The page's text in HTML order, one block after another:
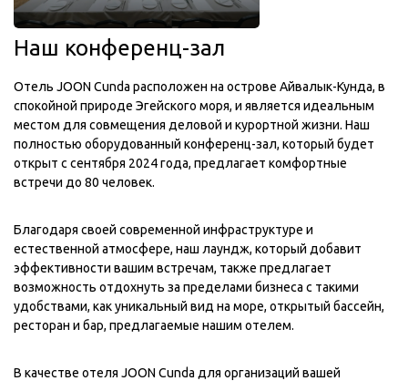
Наш конференц-зал
Отель JOON Cunda расположен на острове Айвалык-Кунда, в
спокойной природе Эгейского моря, и является идеальным
местом для совмещения деловой и курортной жизни. Наш
полностью оборудованный конференц-зал, который будет
открыт с сентября 2024 года, предлагает комфортные
встречи до 80 человек.
Благодаря своей современной инфраструктуре и
естественной атмосфере, наш лаундж, который добавит
эффективности вашим встречам, также предлагает
возможность отдохнуть за пределами бизнеса с такими
удобствами, как уникальный вид на море, открытый бассейн,
ресторан и бар, предлагаемые нашим отелем.
В качестве отеля JOON Cunda для организаций вашей